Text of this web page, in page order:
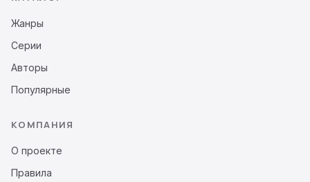
Жанры
Серии
Авторы
Популярные
КОМПАНИЯ
О проекте
Правила